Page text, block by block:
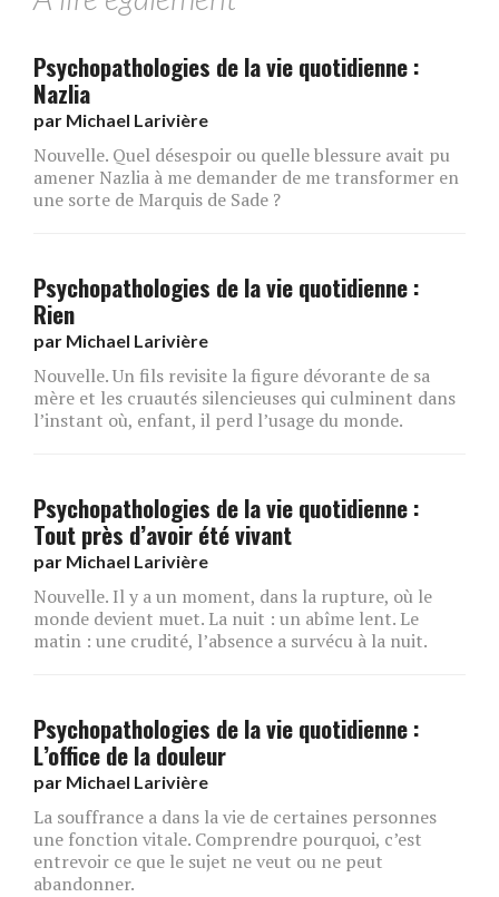
Psychopathologies de la vie quotidienne :
Nazlia
par Michael Larivière
Nouvelle. Quel désespoir ou quelle blessure avait pu
amener Nazlia à me demander de me transformer en
une sorte de Marquis de Sade ?
Psychopathologies de la vie quotidienne :
Rien
par Michael Larivière
Nouvelle. Un fils revisite la figure dévorante de sa
mère et les cruautés silencieuses qui culminent dans
l’instant où, enfant, il perd l’usage du monde.
Psychopathologies de la vie quotidienne :
Tout près d’avoir été vivant
par Michael Larivière
Nouvelle. Il y a un moment, dans la rupture, où le
monde devient muet. La nuit : un abîme lent. Le
matin : une crudité, l’absence a survécu à la nuit.
Psychopathologies de la vie quotidienne :
L’office de la douleur
par Michael Larivière
La souffrance a dans la vie de certaines personnes
une fonction vitale. Comprendre pourquoi, c’est
entrevoir ce que le sujet ne veut ou ne peut
abandonner.